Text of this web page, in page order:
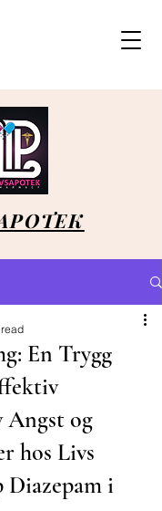
En Trygg
Angst og
hos Livs
i